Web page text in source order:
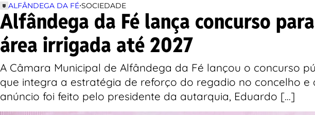
ALFÂNDEGA DA FÉ•SOCIEDADE
Alfândega da Fé lança concurso
área irrigada até 2027
A Câmara Municipal de Alfândega da Fé lançou o concurso
que integra a estratégia de reforço do regadio no concelho
anúncio foi feito pelo presidente da autarquia, Eduardo […]